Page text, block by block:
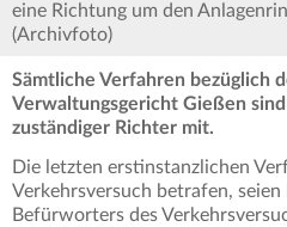
eine Richtung um den
(Archivfoto)
Sämtliche Verfahren bezüglich
Verwaltungsgericht Gießen
zuständiger Richter mit.
Die letzten erstinstanzlichen
Verkehrsversuch betrafen,
Befürworters des